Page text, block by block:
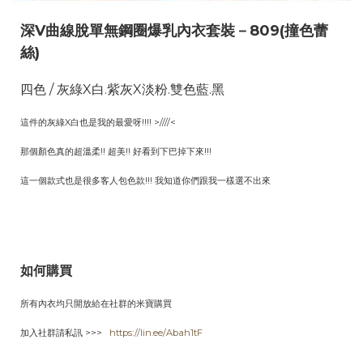
深V曲線脫單無鋼圈爆乳內衣套裝－809(撞色蕾
絲)
四色 / 灰綠X白.紫灰X淡粉.雙色藍.黑
這件的灰綠X白也是我的最愛呀!!!! >////<
那個顏色真的超溫柔!! 超美!! 好看到下巴掉下來!!!
這一個款式也是很多客人包色款!!! 我知道你們跟我一樣選不出來
如何購買
所有內衣均只開放給在社群的米寶購買
加入社群請私訊 >>> https://lin.ee/Abah1tF